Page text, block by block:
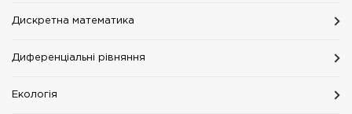
Дискретна математика
Диференціальні рівняння
Екологія